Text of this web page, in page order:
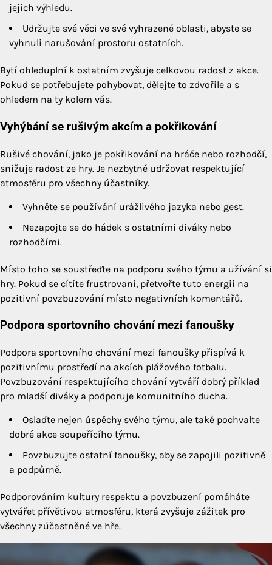
jejich výhledu.
Udržujte své věci ve své vyhrazené oblasti, abyste se
vyhnuli narušování prostoru ostatních.
Bytí ohleduplní k ostatním zvyšuje celkovou radost z akce.
Pokud se potřebujete pohybovat, dělejte to zdvořile a s
ohledem na ty kolem vás.
Vyhýbání se rušivým akcím a pokřikování
Rušivé chování, jako je pokřikování na hráče nebo rozhodčí,
snižuje radost ze hry. Je nezbytné udržovat respektující
atmosféru pro všechny účastníky.
Vyhněte se používání urážlivého jazyka nebo gest.
Nezapojte se do hádek s ostatními diváky nebo
rozhodčími.
Místo toho se soustřeďte na podporu svého týmu a užívání si
hry. Pokud se cítíte frustrovaní, přetvořte tuto energii na
pozitivní povzbuzování místo negativních komentářů.
Podpora sportovního chování mezi fanoušky
Podpora sportovního chování mezi fanoušky přispívá k
pozitivnímu prostředí na akcích plážového fotbalu.
Povzbuzování respektujícího chování vytváří dobrý příklad
pro mladší diváky a podporuje komunitního ducha.
Oslaďte nejen úspěchy svého týmu, ale také pochvalte
dobré akce soupeřícího týmu.
Povzbuzujte ostatní fanoušky, aby se zapojili pozitivně
a podpůrně.
Podporováním kultury respektu a povzbuzení pomáháte
vytvářet přívětivou atmosféru, která zvyšuje zážitek pro
všechny zúčastněné ve hře.